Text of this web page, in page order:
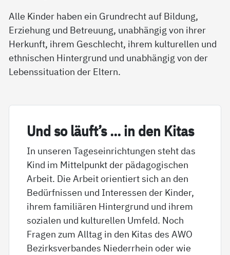
Alle Kinder haben ein Grundrecht auf Bildung,
Erziehung und Betreuung, unabhängig von ihrer
Herkunft, ihrem Geschlecht, ihrem kulturellen und
ethnischen Hintergrund und unabhängig von der
Lebenssituation der Eltern.
Und so läuft’s … in den Ki­tas
In unseren Tageseinrichtungen steht das
Kind im Mittelpunkt der pädagogischen
Arbeit. Die Arbeit orientiert sich an den
Bedürfnissen und Interessen der Kinder,
ihrem familiären Hintergrund und ihrem
sozialen und kulturellen Umfeld. Noch
Fragen zum Alltag in den Kitas des AWO
Bezirksverbandes Niederrhein oder wie